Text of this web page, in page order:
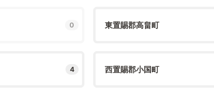
0 東置賜郡高畠町
4 西置賜郡小国町